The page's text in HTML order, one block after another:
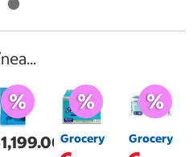
Grocery Grocery